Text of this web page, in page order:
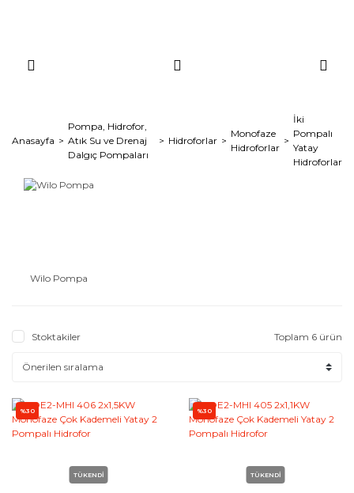
Anasayfa
Pompa, Hidrofor,
Atık Su ve Drenaj
Dalgıç Pompaları
Hidroforlar
Monofaze
Hidroforlar
İki
Pompalı
Yatay
Hidroforlar
Wilo Pompa
Stoktakiler Toplam 6 ürün
%30
TÜKENDİ
%30
TÜKENDİ